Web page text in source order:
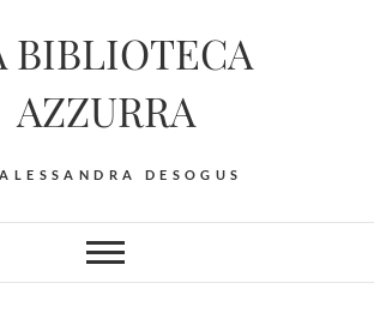
BIBLIOTECA
AZZURRA
DESOGUS